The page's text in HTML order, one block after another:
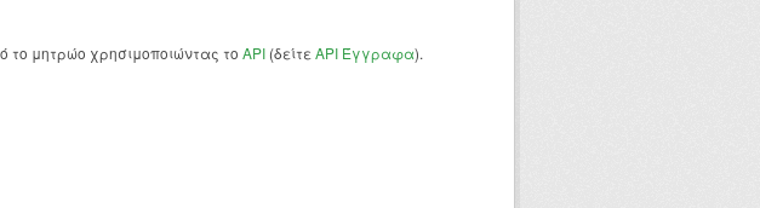
το μητρώο χρησιμοποιώντας το API (δείτε API Έγγραφα).